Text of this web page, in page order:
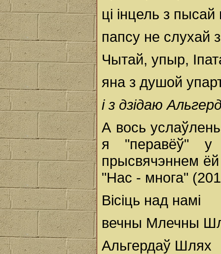
ці інцель з
папсу не слухай
Чытай, упыр,
яна з душой
і з дзідаю
А вось
я "перавёў"
прысвячэннем
"Нас - многа"
Вісіць над намі
вечны Млечны
Альгердаў Шлях